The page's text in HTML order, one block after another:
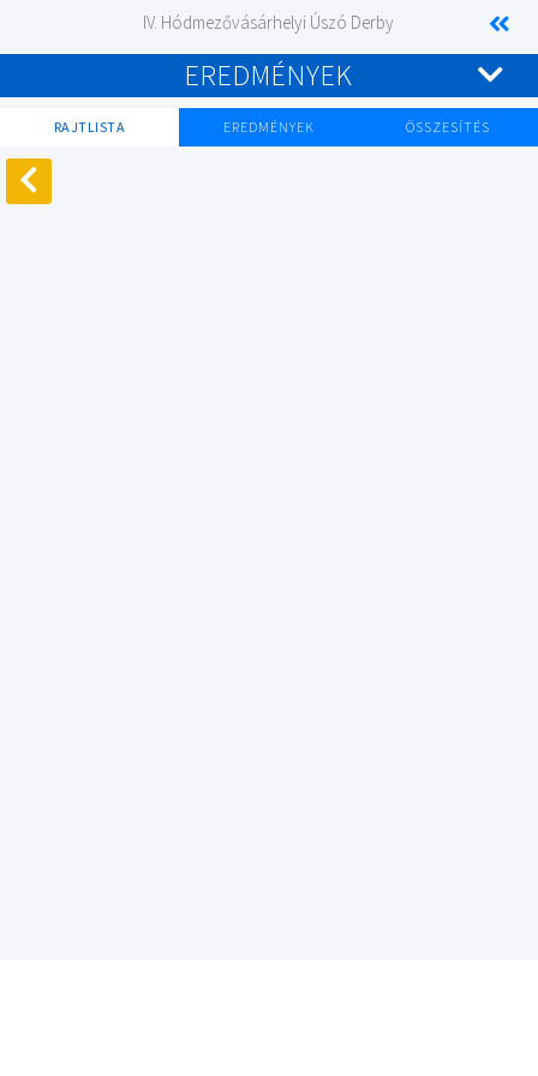
IV. Hódmezővásárhelyi Úszó Derby
EREDMÉNYEK
RAJTLISTA EREDMÉNYEK ÖSSZESÍTÉS